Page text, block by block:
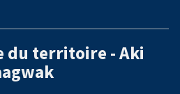
du territoire - Aki